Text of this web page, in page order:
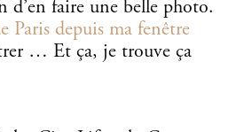
d’en faire une belle photo.
Paris depuis ma fenêtre
… Et ça, je trouve ça